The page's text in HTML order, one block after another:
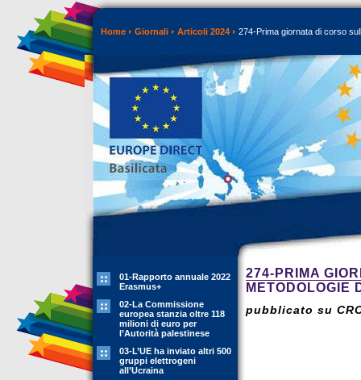
Home Giornali Articoli 2024 274-Prima giornata di corso
01-Rapporto annuale 2022
Erasmus+
02-La Commissione
europea stanzia oltre 118
milioni di euro per
l’Autorità palestinese
03-L’UE ha inviato altri 500
gruppi elettrogeni
all’Ucraina
274-PRIMA
METODOLOGIE
pubblicato su